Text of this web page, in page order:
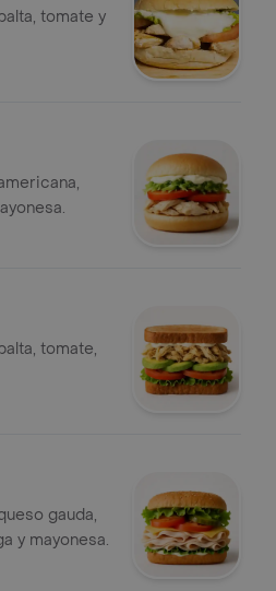
tomate y
tomate,
gauda,
y mayonesa.